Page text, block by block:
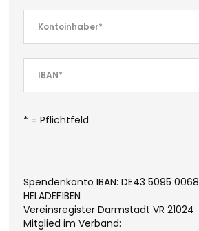
* = Pflichtfeld
Spendenkonto IBAN: DE43 5095
HELADEF1BEN
Vereinsregister Darmstadt VR 21024
Mitglied im Verband: